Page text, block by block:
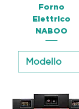
Forno
Elettrico
NABOO